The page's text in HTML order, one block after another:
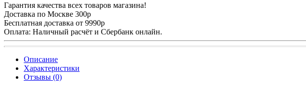
Гарантия качества всех товаров магазина!
Доставка по Москве 300р
Бесплатная доставка от 9990р
Оплата: Наличный расчёт и Сбербанк онлайн.
Описание
Характеристики
Отзывы (0)